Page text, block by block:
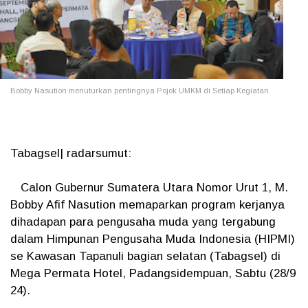
Bobby Nasution menuturkan pentingnya Pojok UMKM di Setiap Kegiatan.
Tabagsel| radarsumut:
Calon Gubernur Sumatera Utara Nomor Urut 1, M.
Bobby Afif Nasution memaparkan program kerjanya
dihadapan para pengusaha muda yang tergabung
dalam Himpunan Pengusaha Muda Indonesia (HIPMI)
se Kawasan Tapanuli bagian selatan (Tabagsel) di
Mega Permata Hotel, Padangsidempuan, Sabtu (28/9
24).